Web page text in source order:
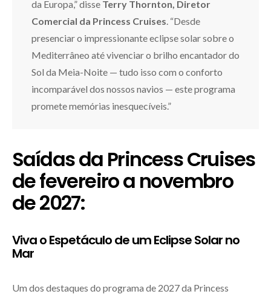
da Europa,” disse Terry Thornton, Diretor
Comercial da Princess Cruises. “Desde
presenciar o impressionante eclipse solar sobre o
Mediterrâneo até vivenciar o brilho encantador do
Sol da Meia-Noite — tudo isso com o conforto
incomparável dos nossos navios — este programa
promete memórias inesquecíveis.”
Saídas da Princess Cruises
de fevereiro a novembro
de 2027:
Viva o Espetáculo de um Eclipse Solar no
Mar
Um dos destaques do programa de 2027 da Princess